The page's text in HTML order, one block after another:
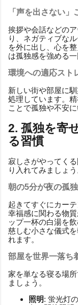
「声を出さない
挨拶や会話などの
り、ネガティブな
を外に出し、心を
は孤独感を強める一
環境への適応スト
新しい街や部屋に
処理しています。
ことで孤独や不安
2. 孤独を寄
る習慣
寂しさがやってく
り入れてみましょう
朝の5分が夜の孤
起きてすぐにカー
幸福感に関わる物
ップ一杯の白湯を
慈しむ小さな儀式
れます。
部屋を世界一落ち
家を単なる寝る場
ましょう。
照明: 蛍光灯